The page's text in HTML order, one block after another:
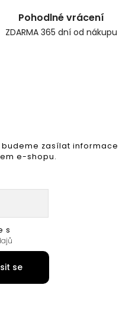
Pohodlné vrácení
ZDARMA 365 dní od nákupu
zasílat informace
e-shopu.
s
se